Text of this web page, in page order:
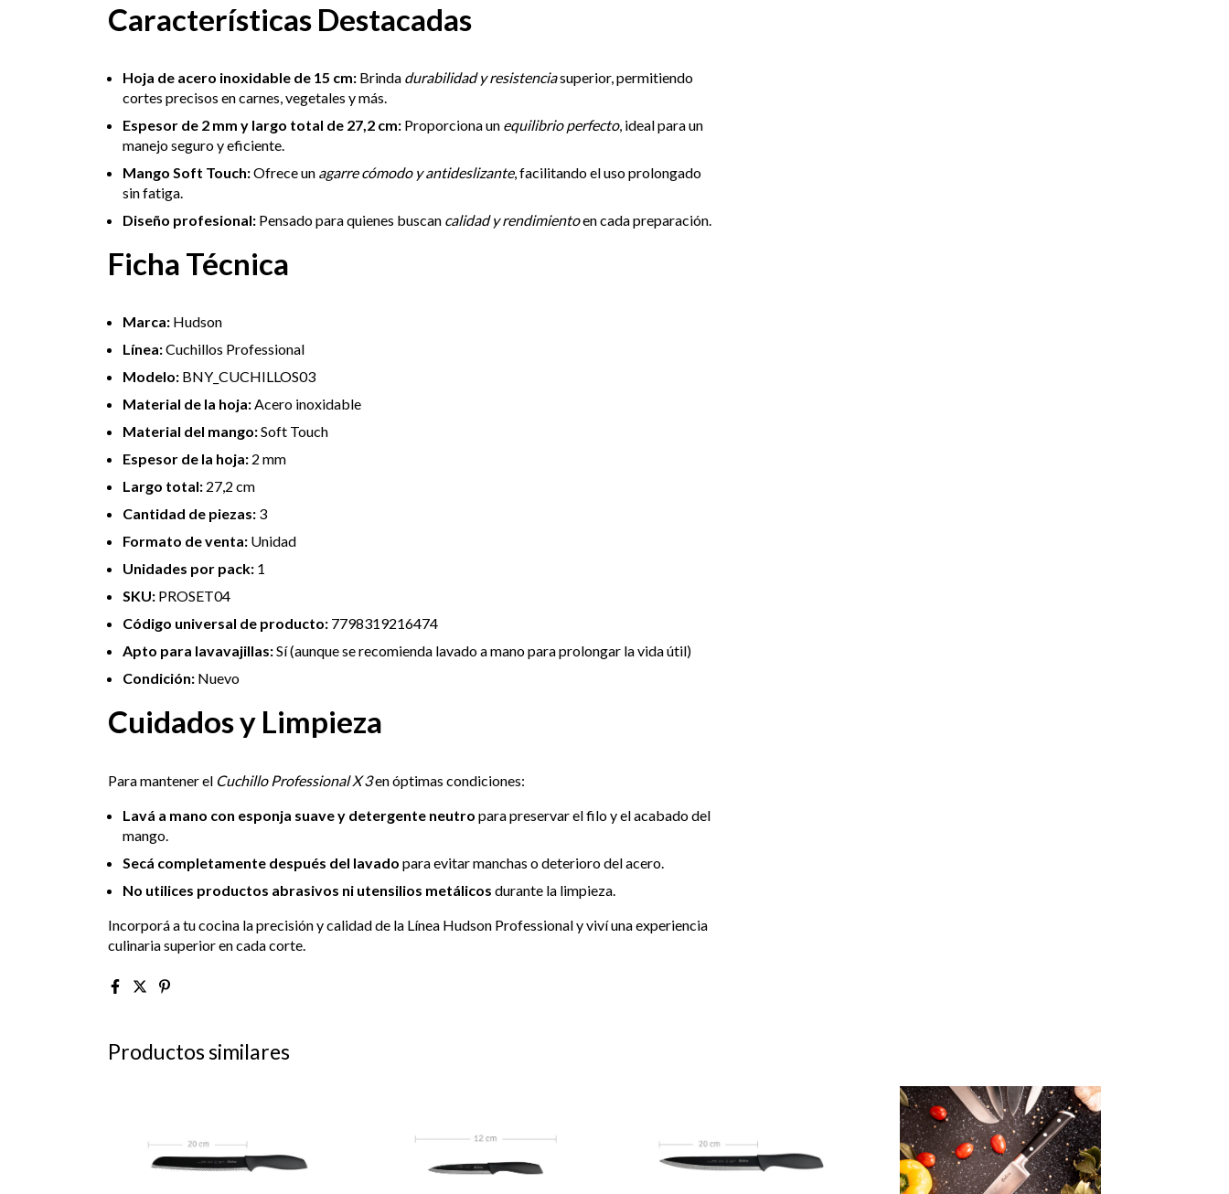
Características Destacadas
Hoja de acero inoxidable de 15 cm: Brinda durabilidad y resistenciasuperior, permitiendo
cortes precisos en carnes, vegetales y más.
Espesor de 2 mm y largo total de 27,2 cm: Proporciona un equilibrio perfecto, ideal para un
manejo seguro y eficiente.
Mango Soft Touch:Ofrece un agarre cómodo y antideslizante, facilitando el uso prolongado
sin fatiga.
Diseño profesional: Pensado para quienes buscan calidad y rendimientoen cada preparación.
Ficha Técnica
Marca: Hudson
Línea:Cuchillos Professional
Modelo: BNY_CUCHILLOS03
Material de la hoja:Acero inoxidable
Material del mango:Soft Touch
Espesor de la hoja: 2 mm
Largo total: 27,2 cm
Cantidad de piezas: 3
Formato de venta: Unidad
Unidades por pack: 1
SKU: PROSET04
Código universal de producto: 7798319216474
Apto para lavavajillas:Sí (aunque se recomienda lavado a mano para prolongar la vida útil)
Condición: Nuevo
Cuidados y Limpieza
Para mantener el Cuchillo Professional X 3en óptimas condiciones:
Lavá a mano con esponja suave y detergente neutro para preservar el filo y el acabado del
mango.
Secá completamente después del lavado para evitar manchas o deterioro del acero.
No utilices productos abrasivos ni utensilios metálicos durante la limpieza.
Incorporá a tu cocina la precisión y calidad de la Línea Hudson Professional y viví una experiencia
culinaria superior en cada corte.
Productos similares